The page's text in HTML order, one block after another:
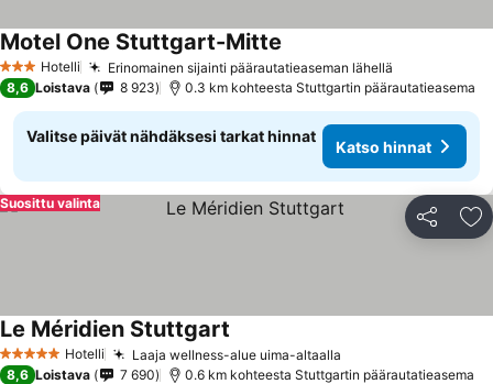
3 Tähtiluokitus
Hotelli Erinomainen sijainti päärautatieaseman lähellä
Motel One Stuttgart-Mitte
8,6 Loistava 8 923 0.3 km kohteesta Stuttgartin päärautatieasema
Valitse päivät nähdäksesi tarkat hinnat
Katso hinnat
Jaa
Suosittu valinta
5 Tähtiluokitus
Hotelli Laaja wellness-alue uima-altaalla
Le Méridien Stuttgart
8,6 Loistava 7 690 0.6 km kohteesta Stuttgartin päärautatieasema